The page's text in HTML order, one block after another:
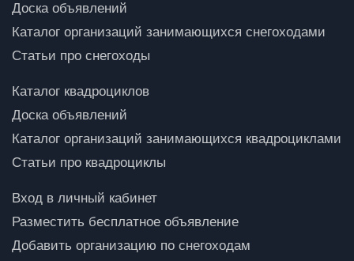
Доска объявлений
Каталог организаций занимающихся снегоходами
Статьи про снегоходы
Каталог квадроциклов
Доска объявлений
Каталог организаций занимающихся квадроциклами
Статьи про квадроциклы
Вход в личный кабинет
Разместить бесплатное объявление
Добавить организацию по снегоходам